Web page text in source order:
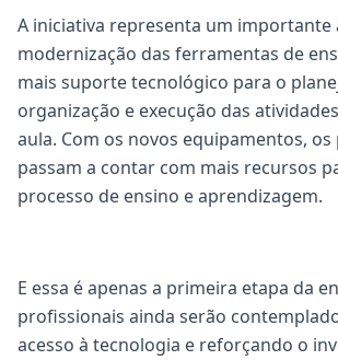
A iniciativa representa um importante
modernização das ferramentas de
mais suporte tecnológico para o
organização e execução das
aula. Com os novos equipamentos,
passam a contar com mais recursos
processo de ensino e aprendizagem.
E essa é apenas a primeira etapa da
profissionais ainda serão
acesso à tecnologia e reforçando o